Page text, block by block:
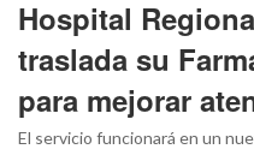
Hospital
traslada su
para mejorar
El servicio funcionará en un